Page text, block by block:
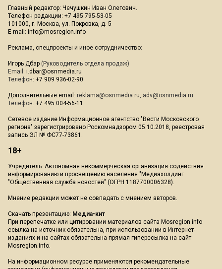
Главный редактор: Чечушкин Иван Олегович.
Телефон редакции: +7 495 795-53-05
101000, г. Москва, ул. Покровка, д. 5
E-mail: info@mosregion.info
Реклама, спецпроекты и иное сотрудничество:
Игорь Дбар (Руководитель отдела продаж)
Email: i.dbar@osnmedia.ru
Телефон: +7 909 936-02-90
Дополнительные email: reklama@osnmedia.ru, adv@osnmedia.ru
Телефон: +7 495 004-56-11
Сетевое издание Информационное агентство "Вести Московского
региона" зарегистрировано Роскомнадзором 05.10.2018, реестровая
запись ЭЛ № ФС77-73861.
18+
Учредитель: Автономная некоммерческая организация содействия
информированию и просвещению населения "Медиахолдинг
"Общественная служба новостей" (ОГРН 1187700006328).
Мнение редакции может не совпадать с мнением авторов.
Скачать презентацию: Медиа-кит
При перепечатке или цитировании материалов сайта Mosregion.info
ссылка на источник обязательна, при использовании в Интернет-
изданиях и на сайтах обязательна прямая гиперссылка на сайт
Mosregion.info.
На информационном ресурсе применяются рекомендательные